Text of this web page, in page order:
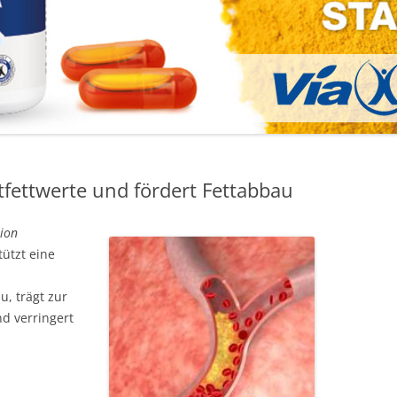
und fördert Fettabbau
eine
trägt zur
verringert